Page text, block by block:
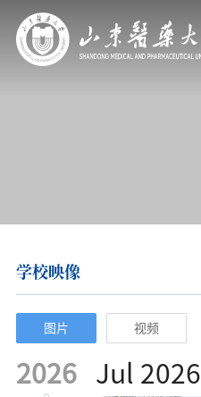
学校映像
图片 视频
2026 Jul 2026